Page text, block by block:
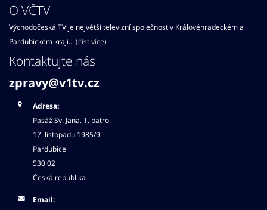
O VČTV
Východočeská TV je největší televizní společnost v Královéhradeckém a
Pardubickém kraji... (číst více)
Kontaktujte nás
zpravy@v1tv.cz
Adresa:
Pasáž Sv. Jana, 1. patro
17. listopadu 1985/9
Pardubice
530 02
Česká republika
Email: